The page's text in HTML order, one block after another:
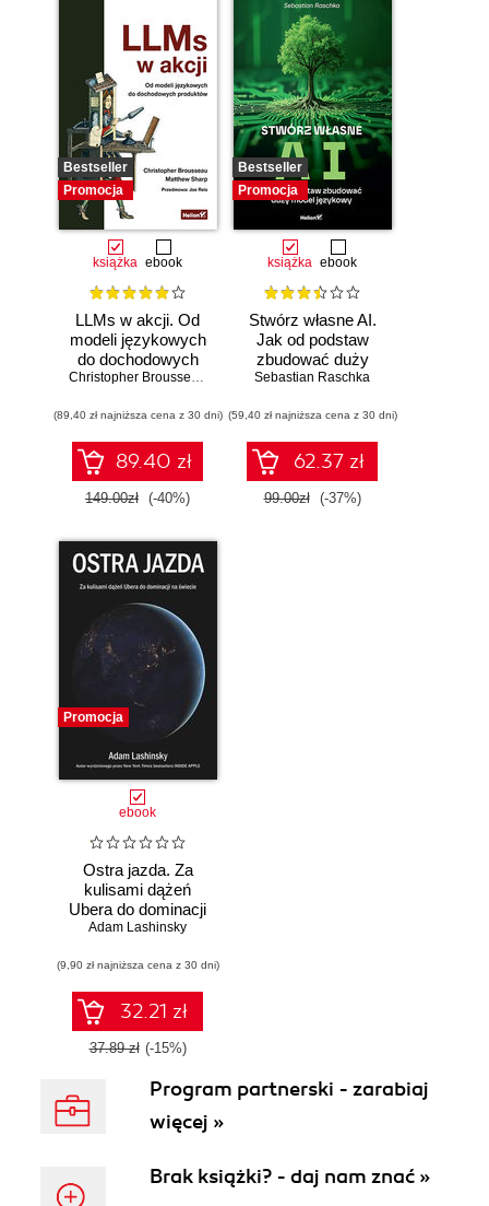
Bestseller
Promocja
książka ebook
LLMs w akcji. Od
modeli językowych
do dochodowych
produktów
Christopher Brousseau Matt Sharp
(89,40 zł najniższa cena z 30 dni)
89.40 zł
149.00zł (-40%)
Bestseller
Promocja
książka ebook
Stwórz własne AI.
Jak od podstaw
zbudować duży
model językowy
Sebastian Raschka
(59,40 zł najniższa cena z 30 dni)
62.37 zł
99.00zł (-37%)
Promocja
ebook
Ostra jazda. Za
kulisami dążeń
Ubera do dominacji
na świecie
Adam Lashinsky
(9,90 zł najniższa cena z 30 dni)
32.21 zł
37.89 zł (-15%)
Program partnerski - zarabiaj
więcej »
Brak książki? - daj nam znać »